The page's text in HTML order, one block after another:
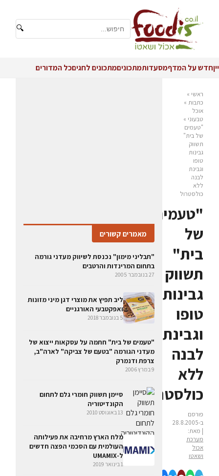
🔍
ייןחדש על המדףמסעדותמתכוניםמתכונים לחגיםכל המדורים
ראשי »
כתבות »
אוכל
טבעוני »
"טעמים
של בית"
תשווק
גבינות
טופו
וגבינת
לבנה
ללא
כולסטרול
"טעמים
של
בית"
תשווק
גבינות
טופו
וגבינת
לבנה
ללא
כולסטרול
פורסם
ב-28.8.2005
| מאת:
מערכת
אכול
ושאטו
מאמרים קשורים
"תבליני מימון" נכנסת לשיווק מעדני גורמה
בתחום המרינדות והרטבים
27 בנובמבר 2005
ליב תפיץ את מוצרי דגן מיני מזונות
ואפקטבעי האורגניים
5 בנובמבר 2018
"טעמים של בית" חתמה על עסקאות ייצוא של
מעדני הגורמה "בטעם של צביקה" לארה"ב,
צרפת ודנמרק
9 במרץ 2006
סיימן תשווק חומרי גלם לתחום
הקונדיטוריה
13 באוגוסט 2010
מלח הארץ מרחיבה את פעילותה
העולמית עם הסכמי הפצה חדשים
ל-UMAMIX
1 בינואר 2019